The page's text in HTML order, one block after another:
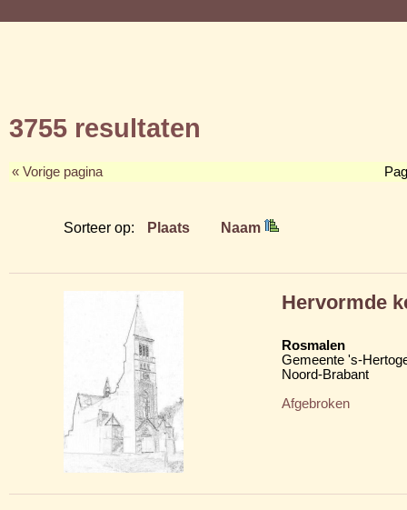
3755 resultaten
« Vorige pagina
Sorteer op: Plaats Naam
Hervormde
Rosmalen
Gemeente 's-
Noord-Brabant
Afgebroken